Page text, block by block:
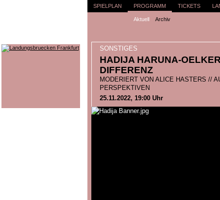
SPIELPLAN PROGRAMM
Aktuell Archiv
TICKETS
SONSTIGES
HADIJA HARUNA-
DIFFERENZ
MODERIERT VON ALICE HASTERS //
PERSPEKTIVEN
25.11.2022, 19:00 Uhr